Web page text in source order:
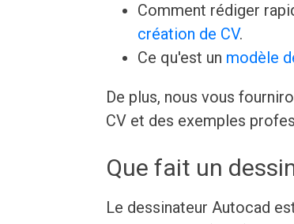
Comment rédiger
création de CV.
Ce qu'est un modèle
De plus, nous vous
CV et des exemples
Que fait un
Le dessinateur Autocad